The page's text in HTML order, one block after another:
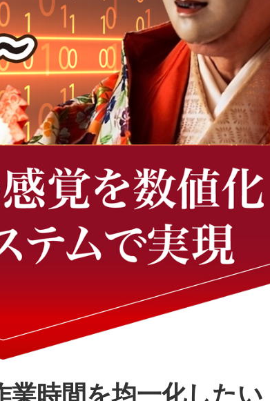
業時間を均一化したい